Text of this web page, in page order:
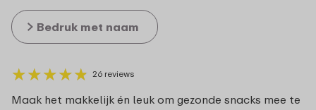
★★★★★
★★★★★ 26 reviews
Maak het makkelijk én leuk om gezonde snacks mee te
Bedruk met naam